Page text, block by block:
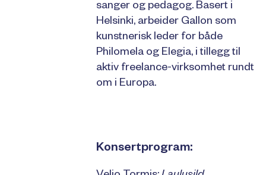
sanger og pedagog. Basert i
Helsinki, arbeider Gallon som
kunstnerisk leder for både
Philomela og Elegia, i tillegg til
aktiv freelance-virksomhet rundt
om i Europa.
Konsertprogram: